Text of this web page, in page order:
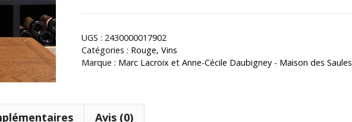
B.A
Ba
UGS : 2430000017902
Catégories : Rouge,Vins
Marque : Marc Lacroix et Anne-Cécile Daubigney - Maison des Saules
Avis (0)